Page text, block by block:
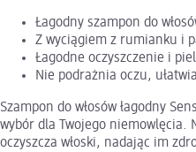
Łagodny szampon do
Z wyciągiem z rumianku i
Łagodne oczyszczenie i
Nie podrażnia oczu,
Szampon do włosów łagodny
wybór dla Twojego niemowlęcia.
oczyszcza włoski, nadając im